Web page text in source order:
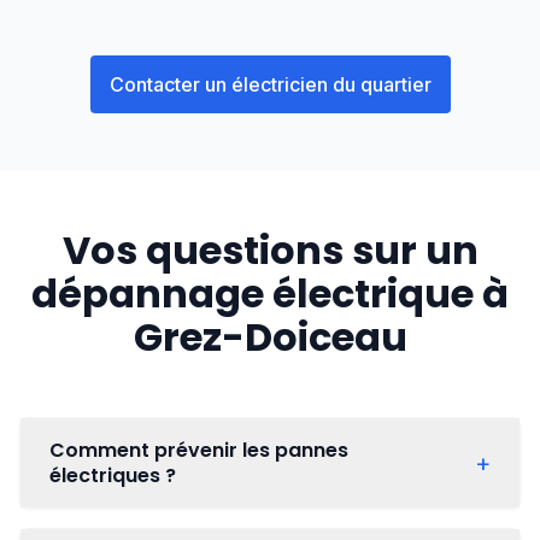
Contacter un électricien du quartier
Vos questions sur un
dépannage électrique à
Grez-Doiceau
Comment prévenir les pannes
électriques ?
+